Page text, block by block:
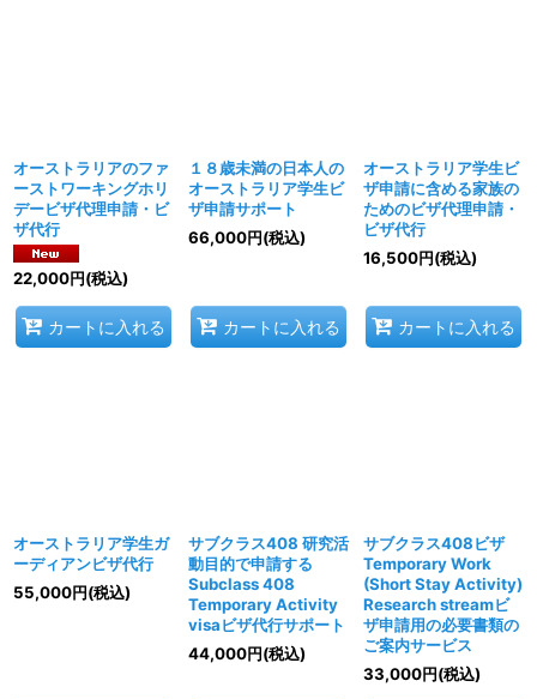
オーストラリアのファ
ーストワーキングホリ
デービザ代理申請・ビ
ザ代行
22,000円(税込)
カートに入れる
１８歳未満の日本人の
オーストラリア学生ビ
ザ申請サポート
66,000円(税込)
カートに入れる
オーストラリア学生ビ
ザ申請に含める家族の
ためのビザ代理申請・
ビザ代行
16,500円(税込)
カートに入れる
オーストラリア学生ガ
ーディアンビザ代行
55,000円(税込)
サブクラス408 研究活
動目的で申請する
Subclass 408
Temporary Activity
visaビザ代行サポート
44,000円(税込)
サブクラス408ビザ
Temporary Work
(Short Stay Activity)
Research streamビ
ザ申請用の必要書類の
ご案内サービス
33,000円(税込)